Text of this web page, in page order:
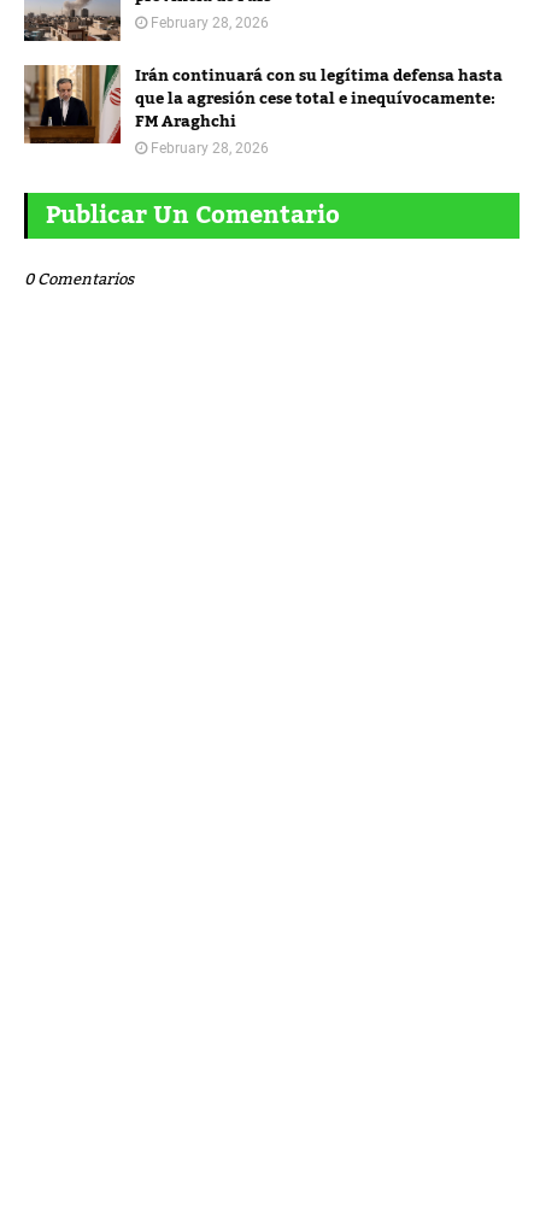
February 28, 2026
Irán continuará con su legítima defensa hasta
que la agresión cese total e inequívocamente:
FM Araghchi
February 28, 2026
Publicar Un Comentario
0 Comentarios